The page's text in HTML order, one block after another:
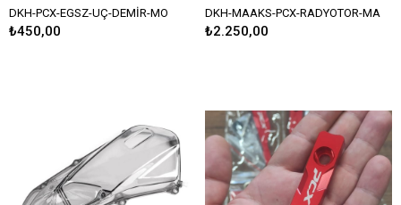
DKH-PCX-EGSZ-UÇ-DEMİR-MO
₺450,00
DKH-MAAKS-PCX-RADYOTOR-MA
₺2.250,00